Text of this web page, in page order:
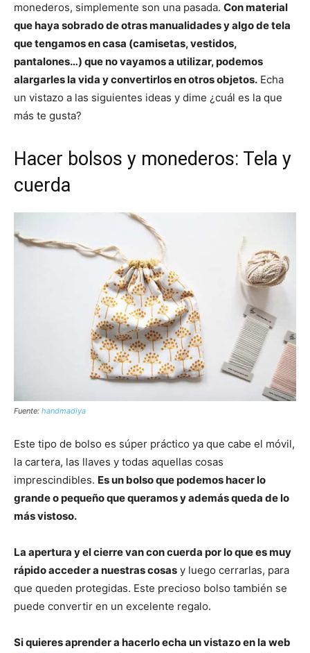
monederos, simplemente son una pasada. Con material
que haya sobrado de otras manualidades y algo de tela
que tengamos en casa (camisetas, vestidos,
pantalones…) que no vayamos a utilizar, podemos
alargarles la vida y convertirlos en otros objetos. Echa
un vistazo a las siguientes ideas y dime ¿cuál es la que
más te gusta?
Hacer bolsos y monederos: Tela y
cuerda
Fuente: handmadiya
Este tipo de bolso es súper práctico ya que cabe el móvil,
la cartera, las llaves y todas aquellas cosas
imprescindibles. Es un bolso que podemos hacer lo
grande o pequeño que queramos y además queda de lo
más vistoso.
La apertura y el cierre van con cuerda por lo que es muy
rápido acceder a nuestras cosas y luego cerrarlas, para
que queden protegidas. Este precioso bolso también se
puede convertir en un excelente regalo.
Si quieres aprender a hacerlo echa un vistazo en la web